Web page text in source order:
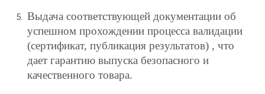
Выдача соответствующей документации об
успешном прохождении процесса валидации
(сертификат, публикация результатов) , что
дает гарантию выпуска безопасного и
качественного товара.